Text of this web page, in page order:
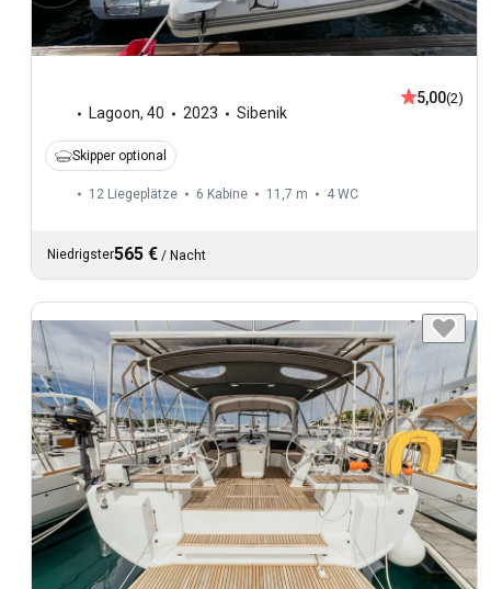
Lagoon, 40 2023 Sibenik
5,00(2)
Skipper optional
12 Liegeplätze 6 Kabine 11,7 m 4 WC
Niedrigster565 € / Nacht